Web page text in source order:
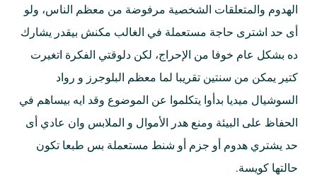
الهدوم والمتعلقات الشخصية مرفوضة من معظم الناس، ولو
أى حد اشترى حاجة مستعملة في الغالب مكنش بيقدر يشارك
ده بشكل عام خوفا من الإحراج، لكن دلوقتي الفكرة اتغيرت
كتير يمكن من سنتين تقريبا لما معظم البلوجرز و رواد
السوشيال ميديا بدأوا يتكلموا عن الموضوع وقد ايه بيساهم في
الحفاظ على البيئة ومنع هدر الأموال و الملابس وان عادي أى
حد يشتري هدوم أو جزم أو شنط مستعملة بس طبعا تكون
حالتها كويسة.